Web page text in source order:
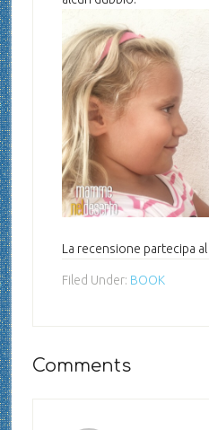
La recensione partecipa al
Filed Under: BOOK
Comments